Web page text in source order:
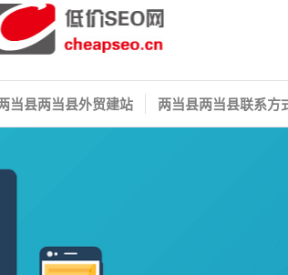
当县两当县外贸建站 两当县两当县联系方